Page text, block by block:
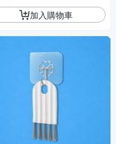
加入購物車